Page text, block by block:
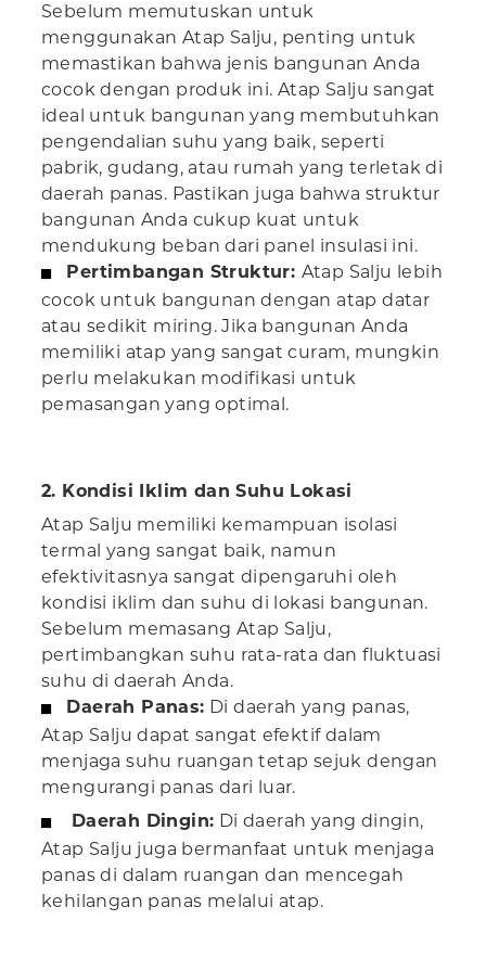
Sebelum memutuskan untuk
menggunakan Atap Salju, penting untuk
memastikan bahwa jenis bangunan Anda
cocok dengan produk ini. Atap Salju sangat
ideal untuk bangunan yang membutuhkan
pengendalian suhu yang baik, seperti
pabrik, gudang, atau rumah yang terletak di
daerah panas. Pastikan juga bahwa struktur
bangunan Anda cukup kuat untuk
mendukung beban dari panel insulasi ini.
Pertimbangan Struktur: Atap Salju lebih
cocok untuk bangunan dengan atap datar
atau sedikit miring. Jika bangunan Anda
memiliki atap yang sangat curam, mungkin
perlu melakukan modifikasi untuk
pemasangan yang optimal.
2. Kondisi Iklim dan Suhu Lokasi
Atap Salju memiliki kemampuan isolasi
termal yang sangat baik, namun
efektivitasnya sangat dipengaruhi oleh
kondisi iklim dan suhu di lokasi bangunan.
Sebelum memasang Atap Salju,
pertimbangkan suhu rata-rata dan fluktuasi
suhu di daerah Anda.
Daerah Panas: Di daerah yang panas,
Atap Salju dapat sangat efektif dalam
menjaga suhu ruangan tetap sejuk dengan
mengurangi panas dari luar.
Daerah Dingin: Di daerah yang dingin,
Atap Salju juga bermanfaat untuk menjaga
panas di dalam ruangan dan mencegah
kehilangan panas melalui atap.